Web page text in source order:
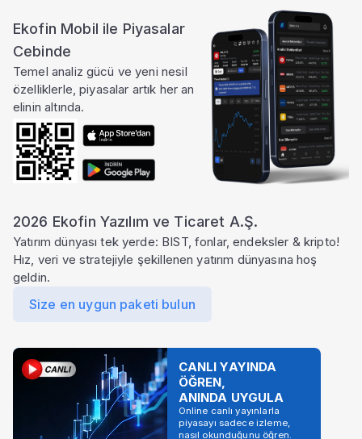
Ekofin Mobil ile Piyasalar
Cebinde
Temel analiz gücü ve yeni nesil
özelliklerle, piyasalar artık her an
elinin altında.
2026 Ekofin Yazılım ve Ticaret A.Ş.
Yatırım dünyası tek yerde: BIST, fonlar, endeksler & kripto!
Hız, veri ve stratejiyle şekillenen yatırım dünyasına hoş
geldin.
Size en uygun paketi bulun
CANLI YAYINDA
ÖĞREN,
ANINDA UYGULA
Online canlı yayınlarla
piyasayı sadece izleme,
nasıl okunduğunu öğren.